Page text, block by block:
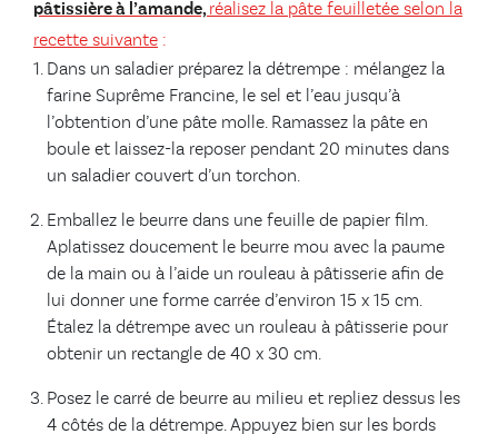
pâtissière à l’amande,réalisez la pâte feuilletée selon la
recette suivante :
Dans un saladier préparez la détrempe : mélangez la
farine Suprême Francine, le sel et l’eau jusqu’à
l’obtention d’une pâte molle. Ramassez la pâte en
boule et laissez-la reposer pendant 20 minutes dans
un saladier couvert d’un torchon.
Emballez le beurre dans une feuille de papier film.
Aplatissez doucement le beurre mou avec la paume
de la main ou à l’aide un rouleau à pâtisserie afin de
lui donner une forme carrée d’environ 15 x 15 cm.
Étalez la détrempe avec un rouleau à pâtisserie pour
obtenir un rectangle de 40 x 30 cm.
Posez le carré de beurre au milieu et repliez dessus les
4 côtés de la détrempe. Appuyez bien sur les bords